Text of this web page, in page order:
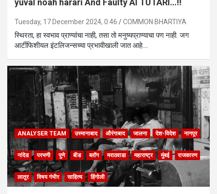
Tuesday, 17 December 2024, 0:46 COMMON BHARTIYA
स्थिरता, हा स्वभाव प्राण्यांचा नाही, तसा तो मनुष्यप्राण्याचा पण नाही. जग
आर्टीफिशीयल इंटलिजन्सच्या प्रभावीखाली जात आहे.…
ANALYSER TEAM उस्मानाबाद औरंगाबाद जालना देश-विदेश नागपूर
नांदेड परभणी पुणे बीड ब्लॉग मराठवाडा महाराष्ट्र मुंबई राजकारण
लातूर विषय गंभीर साहित्य हिंगोली